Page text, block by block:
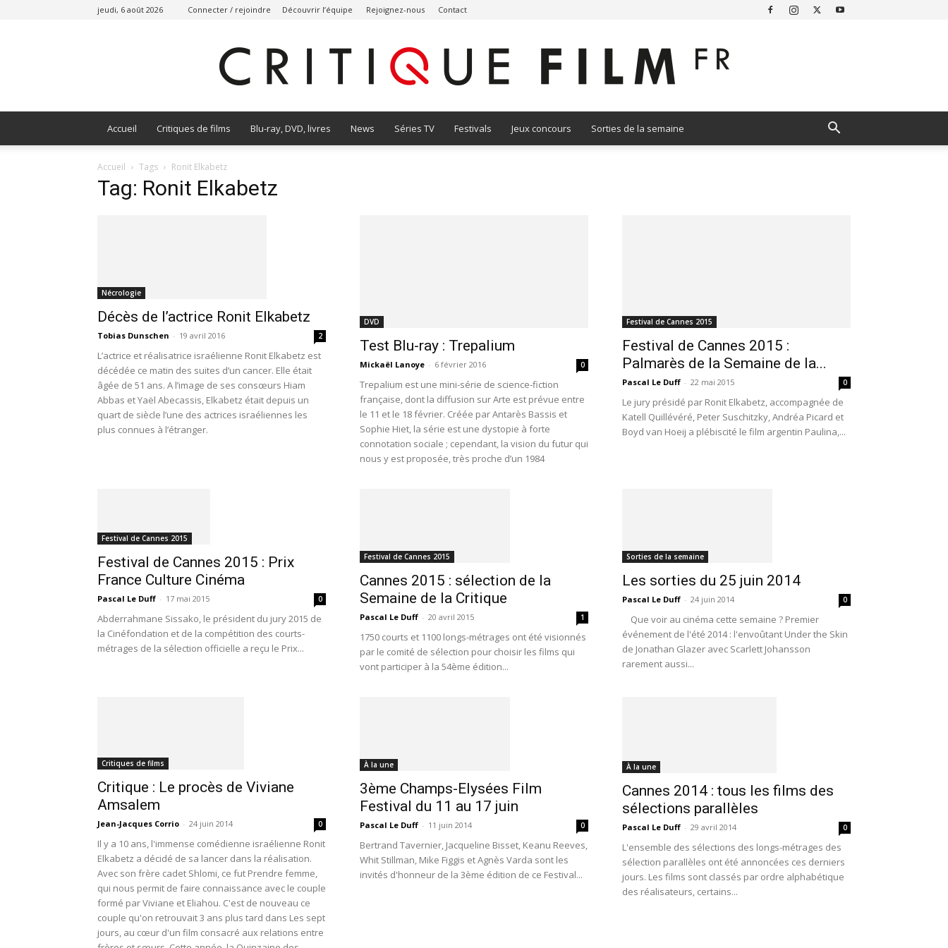
jeudi, 6 août 2026 Connecter / rejoindre Découvrir l’équipe Rejoignez-nous Contact
Accueil Critiques de films Blu-ray, DVD, livres News Séries TV Festivals Jeux concours Sorties de la semaine
Accueil Tags Ronit Elkabetz
Tag: Ronit Elkabetz
Nécrologie
Décès de l’actrice Ronit Elkabetz
Tobias Dunschen - 19 avril 2016 2
L’actrice et réalisatrice israélienne Ronit Elkabetz est
décédée ce matin des suites d’un cancer. Elle était
âgée de 51 ans. A l’image de ses consœurs Hiam
Abbas et Yaël Abecassis, Elkabetz était depuis un
quart de siècle l’une des actrices israéliennes les
plus connues à l’étranger.
DVD
Test Blu-ray : Trepalium
Mickaël Lanoye - 6 février 2016 0
Trepalium est une mini-série de science-fiction
française, dont la diffusion sur Arte est prévue entre
le 11 et le 18 février. Créée par Antarès Bassis et
Sophie Hiet, la série est une dystopie à forte
connotation sociale ; cependant, la vision du futur qui
nous y est proposée, très proche d’un 1984
Festival de Cannes 2015
Festival de Cannes 2015 :
Palmarès de la Semaine de la...
Pascal Le Duff - 22 mai 2015 0
Le jury présidé par Ronit Elkabetz, accompagnée de
Katell Quillévéré, Peter Suschitzky, Andréa Picard et
Boyd van Hoeij a plébiscité le film argentin Paulina,...
Festival de Cannes 2015
Festival de Cannes 2015 : Prix
France Culture Cinéma
Pascal Le Duff - 17 mai 2015 0
Abderrahmane Sissako, le président du jury 2015 de
la Cinéfondation et de la compétition des courts-
métrages de la sélection officielle a reçu le Prix...
Festival de Cannes 2015
Cannes 2015 : sélection de la
Semaine de la Critique
Pascal Le Duff - 20 avril 2015 1
1750 courts et 1100 longs-métrages ont été visionnés
par le comité de sélection pour choisir les films qui
vont participer à la 54ème édition...
Sorties de la semaine
Les sorties du 25 juin 2014
Pascal Le Duff - 24 juin 2014 0
Que voir au cinéma cette semaine ? Premier
événement de l'été 2014 : l'envoûtant Under the Skin
de Jonathan Glazer avec Scarlett Johansson
rarement aussi...
Critiques de films
Critique : Le procès de Viviane
Amsalem
Jean-Jacques Corrio - 24 juin 2014 0
Il y a 10 ans, l'immense comédienne israélienne Ronit
Elkabetz a décidé de sa lancer dans la réalisation.
Avec son frère cadet Shlomi, ce fut Prendre femme,
qui nous permit de faire connaissance avec le couple
formé par Viviane et Eliahou. C'est de nouveau ce
couple qu'on retrouvait 3 ans plus tard dans Les sept
jours, au cœur d'un film consacré aux relations entre
À la une
3ème Champs-Elysées Film
Festival du 11 au 17 juin
Pascal Le Duff - 11 juin 2014 0
Bertrand Tavernier, Jacqueline Bisset, Keanu Reeves,
Whit Stillman, Mike Figgis et Agnès Varda sont les
invités d'honneur de la 3ème édition de ce Festival...
À la une
Cannes 2014 : tous les films des
sélections parallèles
Pascal Le Duff - 29 avril 2014 0
L'ensemble des sélections des longs-métrages des
sélection parallèles ont été annoncées ces derniers
jours. Les films sont classés par ordre alphabétique
des réalisateurs, certains...